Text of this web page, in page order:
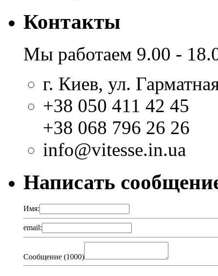
Контакты
Мы работаем 9.00 -
г. Киев, ул.
+38 050 411 42 45
+38 068 796 26 26
info@vitesse.in.ua
Написать
Имя:
email:
Сообщение (1000)